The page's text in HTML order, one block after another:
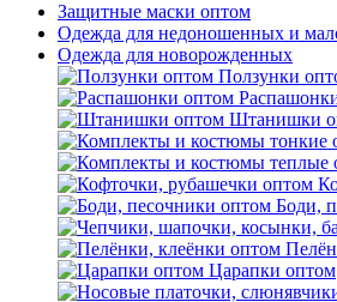
Защитные маски оптом
Одежда для недоношенных и
Одежда для новорожденных
Ползунки
Штанишки
Боди,
Царапки оптом